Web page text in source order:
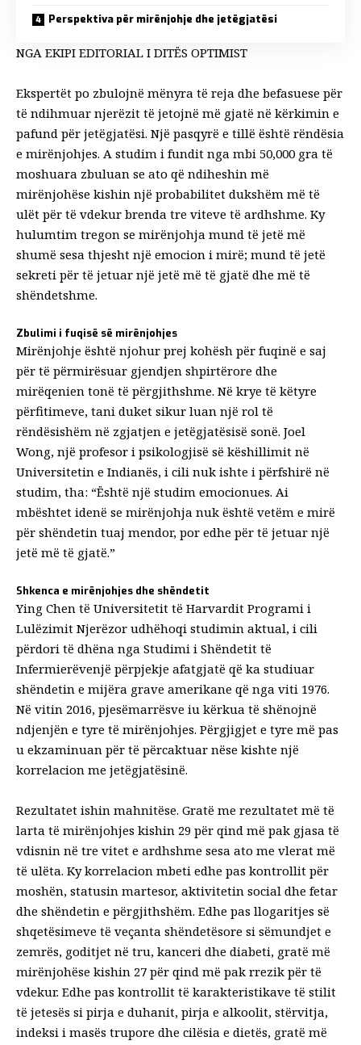
Perspektiva për mirënjohje dhe jetëgjatësi
NGA EKIPI EDITORIAL I DITËS OPTIMIST
Ekspertët po zbulojnë mënyra të reja dhe befasuese për
të ndihmuar njerëzit të jetojnë më gjatë në kërkimin e
pafund për jetëgjatësi. Një pasqyrë e tillë është rëndësia
e mirënjohjes. A studim i fundit nga mbi 50,000 gra të
moshuara zbuluan se ato që ndiheshin më
mirënjohëse kishin një probabilitet dukshëm më të
ulët për të vdekur brenda tre viteve të ardhshme. Ky
hulumtim tregon se mirënjohja mund të jetë më
shumë sesa thjesht një emocion i mirë; mund të jetë
sekreti për të jetuar një jetë më të gjatë dhe më të
shëndetshme.
Zbulimi i fuqisë së mirënjohjes
Mirënjohje është njohur prej kohësh për fuqinë e saj
për të përmirësuar gjendjen shpirtërore dhe
mirëqenien tonë të përgjithshme. Në krye të këtyre
përfitimeve, tani duket sikur luan një rol të
rëndësishëm në zgjatjen e jetëgjatësisë sonë. Joel
Wong, një profesor i psikologjisë së këshillimit në
Universitetin e Indianës, i cili nuk ishte i përfshirë në
studim, tha: “Është një studim emocionues. Ai
mbështet idenë se mirënjohja nuk është vetëm e mirë
për shëndetin tuaj mendor, por edhe për të jetuar një
jetë më të gjatë.”
Shkenca e mirënjohjes dhe shëndetit
Ying Chen të Universitetit të Harvardit Programi i
Lulëzimit Njerëzor udhëhoqi studimin aktual, i cili
përdori të dhëna nga Studimi i Shëndetit të
Infermierëvenjë përpjekje afatgjatë që ka studiuar
shëndetin e mijëra grave amerikane që nga viti 1976.
Në vitin 2016, pjesëmarrësve iu kërkua të shënojnë
ndjenjën e tyre të mirënjohjes. Përgjigjet e tyre më pas
u ekzaminuan për të përcaktuar nëse kishte një
korrelacion me jetëgjatësinë.
Rezultatet ishin mahnitëse. Gratë me rezultatet më të
larta të mirënjohjes kishin 29 për qind më pak gjasa të
vdisnin në tre vitet e ardhshme sesa ato me vlerat më
të ulëta. Ky korrelacion mbeti edhe pas kontrollit për
moshën, statusin martesor, aktivitetin social dhe fetar
dhe shëndetin e përgjithshëm. Edhe pas llogaritjes së
shqetësimeve të veçanta shëndetësore si sëmundjet e
zemrës, goditjet në tru, kanceri dhe diabeti, gratë më
mirënjohëse kishin 27 për qind më pak rrezik për të
vdekur. Edhe pas kontrollit të karakteristikave të stilit
të jetesës si pirja e duhanit, pirja e alkoolit, stërvitja,
indeksi i masës trupore dhe cilësia e dietës, gratë më